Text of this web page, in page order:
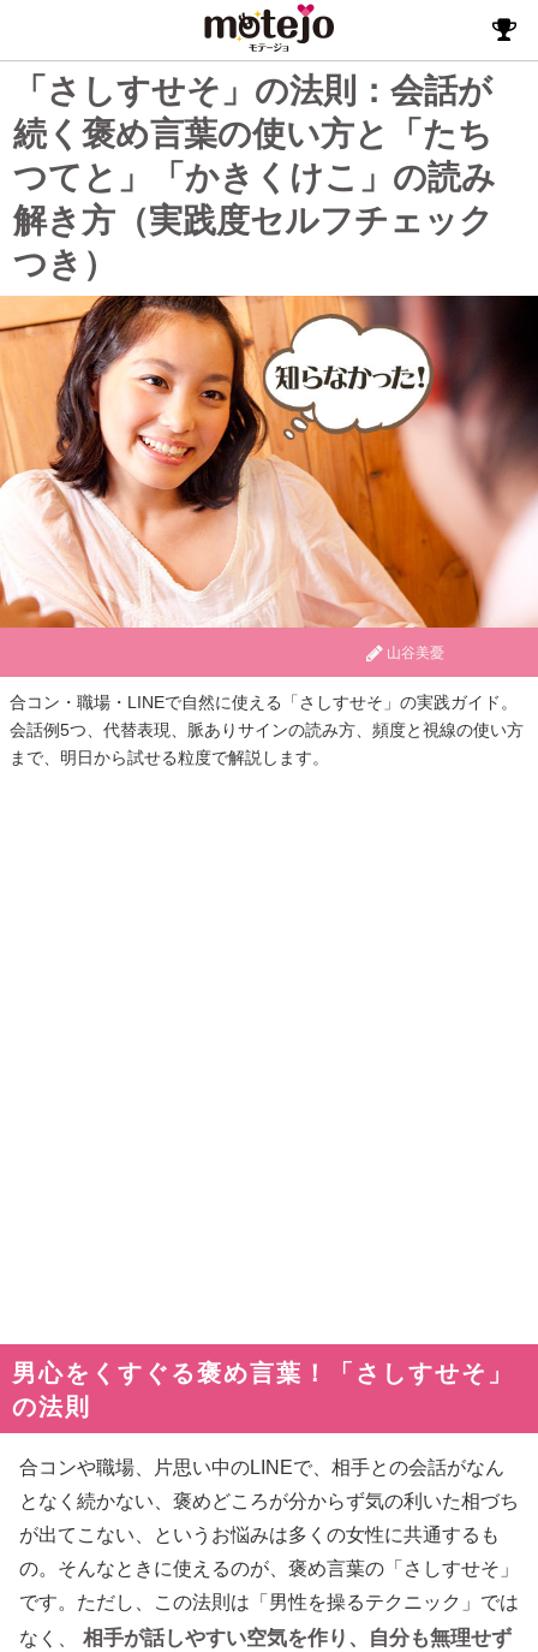
「さしすせそ」の法則：会話が
続く褒め言葉の使い方と「たち
つてと」「かきくけこ」の読み
解き方（実践度セルフチェック
つき）
山谷美憂
合コン・職場・LINEで自然に使える「さしすせそ」の実践ガイド。
会話例5つ、代替表現、脈ありサインの読み方、頻度と視線の使い方
まで、明日から試せる粒度で解説します。
男心をくすぐる褒め言葉！「さしすせそ」
の法則
合コンや職場、片思い中のLINEで、相手との会話がなん
となく続かない、褒めどころが分からず気の利いた相づち
が出てこない、というお悩みは多くの女性に共通するも
の。そんなときに使えるのが、褒め言葉の「さしすせそ」
です。ただし、この法則は「男性を操るテクニック」では
なく、
相手が話しやすい空気を作り、自分も無理せず